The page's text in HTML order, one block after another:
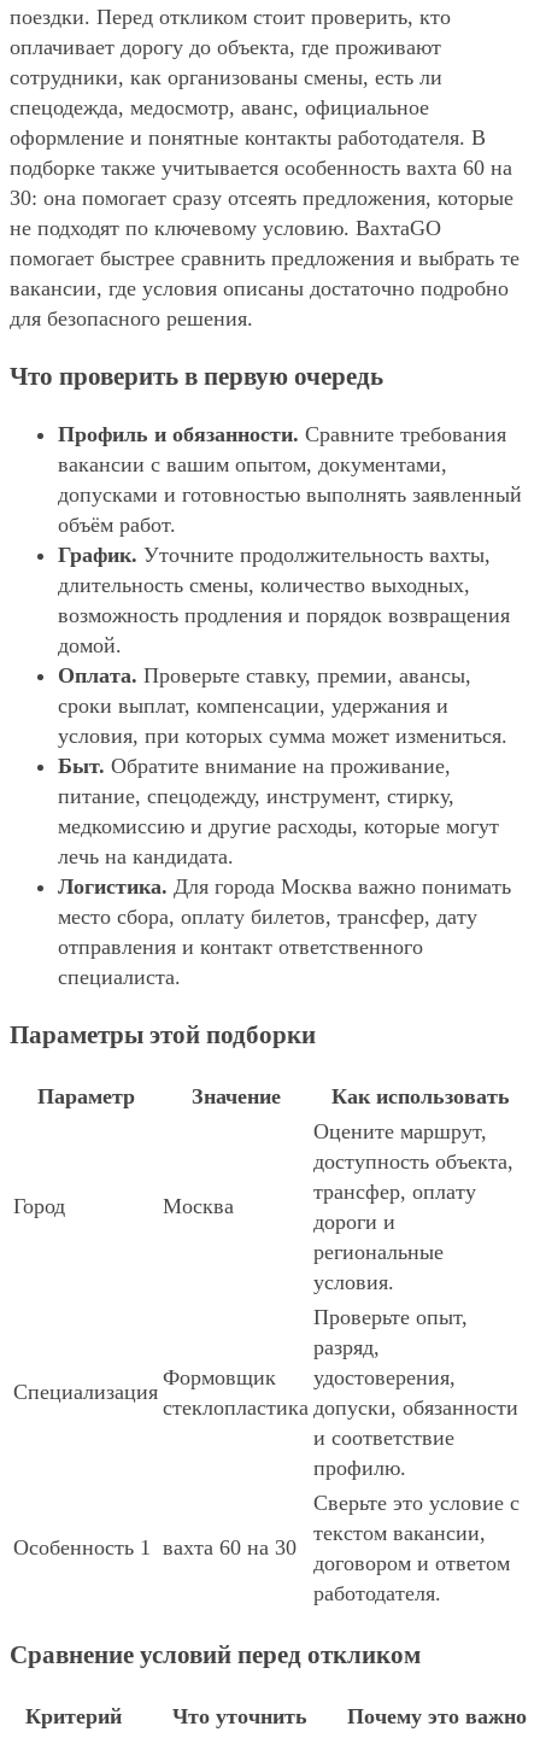
поездки. Перед откликом стоит проверить, кто
оплачивает дорогу до объекта, где проживают
сотрудники, как организованы смены, есть ли
спецодежда, медосмотр, аванс, официальное
оформление и понятные контакты работодателя. В
подборке также учитывается особенность вахта 60 на
30: она помогает сразу отсеять предложения, которые
не подходят по ключевому условию. ВахтаGO
помогает быстрее сравнить предложения и выбрать те
вакансии, где условия описаны достаточно подробно
для безопасного решения.
Что проверить в первую очередь
Профиль и обязанности. Сравните требования
вакансии с вашим опытом, документами,
допусками и готовностью выполнять заявленный
объём работ.
График. Уточните продолжительность вахты,
длительность смены, количество выходных,
возможность продления и порядок возвращения
домой.
Оплата. Проверьте ставку, премии, авансы,
сроки выплат, компенсации, удержания и
условия, при которых сумма может измениться.
Быт. Обратите внимание на проживание,
питание, спецодежду, инструмент, стирку,
медкомиссию и другие расходы, которые могут
лечь на кандидата.
Логистика. Для города Москва важно понимать
место сбора, оплату билетов, трансфер, дату
отправления и контакт ответственного
специалиста.
Параметры этой подборки
Параметр Значение Как использовать
Город Москва
Оцените маршрут,
доступность объекта,
трансфер, оплату
дороги и
региональные
условия.
Специализация
Формовщик
стеклопластика
Проверьте опыт,
разряд,
удостоверения,
допуски, обязанности
и соответствие
профилю.
Особенность 1 вахта 60 на 30
Сверьте это условие с
текстом вакансии,
договором и ответом
работодателя.
Сравнение условий перед откликом
Критерий Что уточнить Почему это важно